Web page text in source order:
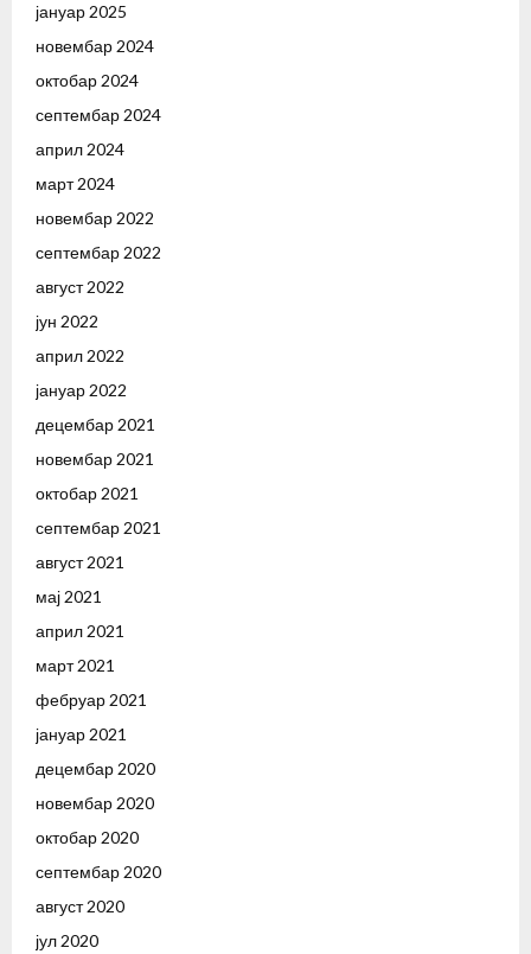
јануар 2025
новембар 2024
октобар 2024
септембар 2024
април 2024
март 2024
новембар 2022
септембар 2022
август 2022
јун 2022
април 2022
јануар 2022
децембар 2021
новембар 2021
октобар 2021
септембар 2021
август 2021
мај 2021
април 2021
март 2021
фебруар 2021
јануар 2021
децембар 2020
новембар 2020
октобар 2020
септембар 2020
август 2020
јул 2020